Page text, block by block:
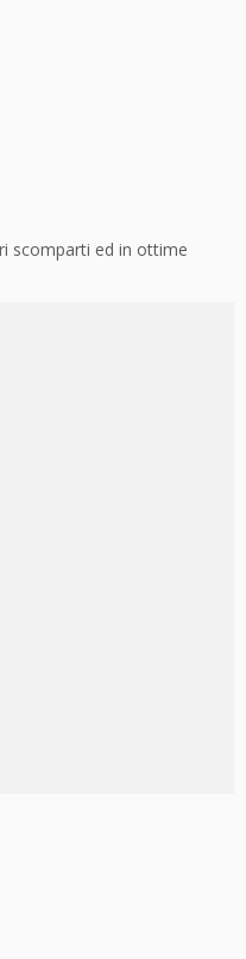
scomparti ed in ottime